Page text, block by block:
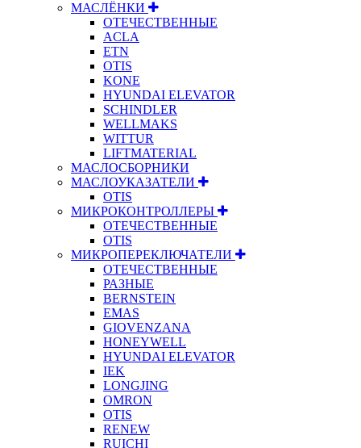
МАСЛЁНКИ
ОТЕЧЕСТВЕННЫЕ
ACLA
ETN
OTIS
KONE
HYUNDAI ELEVATOR
SCHINDLER
WELLMAKS
WITTUR
LIFTMATERIAL
МАСЛОСБОРНИКИ
МАСЛОУКАЗАТЕЛИ
OTIS
МИКРОКОНТРОЛЛЕРЫ
ОТЕЧЕСТВЕННЫЕ
OTIS
МИКРОПЕРЕКЛЮЧАТЕЛИ
ОТЕЧЕСТВЕННЫЕ
РАЗНЫЕ
BERNSTEIN
EMAS
GIOVENZANA
HONEYWELL
HYUNDAI ELEVATOR
IEK
LONGJING
OMRON
OTIS
RENEW
RUICHI